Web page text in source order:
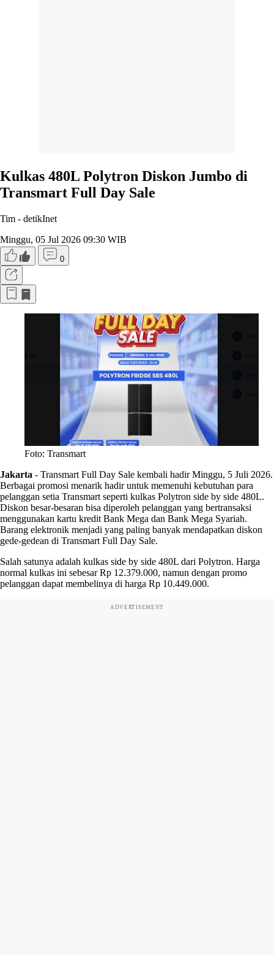
Kulkas 480L Polytron Diskon Jumbo di
Transmart Full Day Sale
Tim - detikInet
Minggu, 05 Jul 2026 09:30 WIB
0
Foto: Transmart
Jakarta - Transmart Full Day Sale kembali hadir Minggu, 5 Juli 2026.
Berbagai promosi menarik hadir untuk memenuhi kebutuhan para
pelanggan setia Transmart seperti kulkas Polytron side by side 480L.
Diskon besar-besaran bisa diperoleh pelanggan yang bertransaksi
menggunakan kartu kredit Bank Mega dan Bank Mega Syariah.
Barang elektronik menjadi yang paling banyak mendapatkan diskon
gede-gedean di Transmart Full Day Sale.
Salah satunya adalah kulkas side by side 480L dari Polytron. Harga
normal kulkas ini sebesar Rp 12.379.000, namun dengan promo
pelanggan dapat membelinya di harga Rp 10.449.000.
ADVERTISEMENT